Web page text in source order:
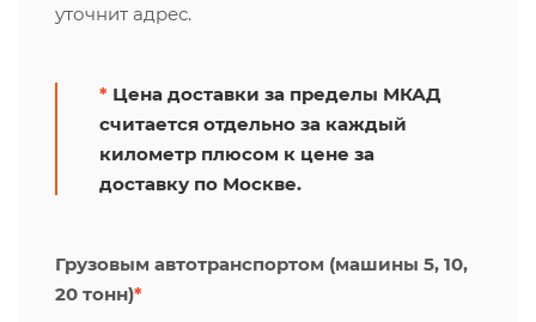
уточнит адрес.
* Цена доставки за пределы МКАД
считается отдельно за каждый
километр плюсом к цене за
доставку по Москве.
Грузовым автотранспортом (машины 5, 10,
20 тонн)*